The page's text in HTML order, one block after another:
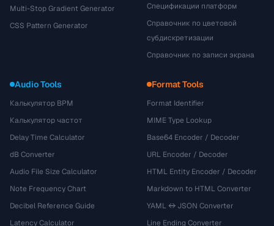
Multi-Stop Gradient Generator
CSS Pattern Generator
Спецификации платформ
Справочник по цветовой
субдискретизации
Справочник по записи экрана
Audio Tools
Калькулятор BPM
Калькулятор частот
Delay Time Calculator
dB Converter
Audio File Size Calculator
Note Frequency Chart
Decibel Reference Guide
Latency Calculator
Format Tools
Format Identifier
MIME Type Lookup
Base64 Encoder / Decoder
URL Encoder / Decoder
HTML Entity Encoder / Decoder
Markdown to HTML Converter
YAML ↔ JSON Converter
Line Ending Converter